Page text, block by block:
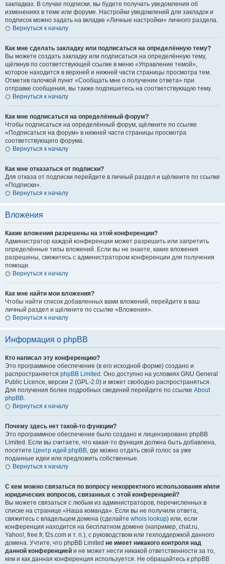
закладках. В случае подписки, вы будете получать уведомления об
изменениях в теме или форуме. Настройки уведомлений для закладок и
подписок можно задать на вкладке «Личные настройки» личного раздела.
Вернуться к началу
Как мне сделать закладку или подписаться на определённую тему?
Вы можете создать закладку или подписаться на определённую тему,
щёлкнув по соответствующей ссылке в меню «Управление темой»,
которое находится в верхней и нижней части страницы просмотра тем.
Отметив галочкой пункт «Сообщать мне о получении ответа» при
отправке сообщения, вы также подпишетесь на соответствующую тему.
Вернуться к началу
Как мне подписаться на определённый форум?
Чтобы подписаться на определённый форум, щёлкните по ссылке
«Подписаться на форум» в нижней части страницы просмотра
соответствующего форума.
Вернуться к началу
Как мне отказаться от подписки?
Для отказа от подписки перейдите в личный раздел и щёлкните по ссылке
«Подписки».
Вернуться к началу
Вложения
Какие вложения разрешены на этой конференции?
Администратор каждой конференции может разрешить или запретить
определённые типы вложений. Если вы не знаете, какие вложения
разрешены, свяжитесь с администратором конференции для получения
помощи.
Вернуться к началу
Как мне найти мои вложения?
Чтобы найти список добавленных вами вложений, перейдите в ваш
личный раздел и щёлкните по ссылке «Вложения».
Вернуться к началу
Информация о phpBB
Кто написал эту конференцию?
Это программное обеспечение (в его исходной форме) создано и
распространяется phpBB Limited . Оно доступно на условиях GNU General
Public Licence, версии 2 (GPL-2.0) и может свободно распространяться.
Для получения более подробных сведений перейдите по ссылке About
phpBB.
Вернуться к началу
Почему здесь нет такой-то функции?
Это программное обеспечение было создано и лицензировано phpBB
Limited. Если вы считаете, что какая-то функция должна быть добавлена,
посетите Центр идей phpBB, где можно отдать свой голос за уже
поданные идеи или предложить собственные.
Вернуться к началу
С кем можно связаться по вопросу некорректного использования и/или
юридических вопросов, связанных с этой конференцией?
Вы можете связаться с любым из администраторов, перечисленных в
списке на странице «Наша команда». Если вы не получили ответа,
свяжитесь с владельцем домена (сделайте whois lookup) или, если
конференция находится на бесплатном домене (например, chat.ru,
Yahoo!, free.fr, f2s.com и т. п.), с руководством или техподдержкой данного
домена. Учтите, что phpBB Limited не имеет никакого контроля над
данной конференцией и не может нести никакой ответственности за то,
кем и как данная конференция используется. Не обращайтесь к phpBB